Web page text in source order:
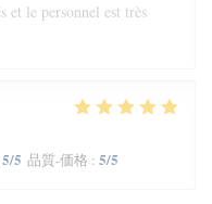
et le personnel est très
5/5 品質-価格 : 5/5